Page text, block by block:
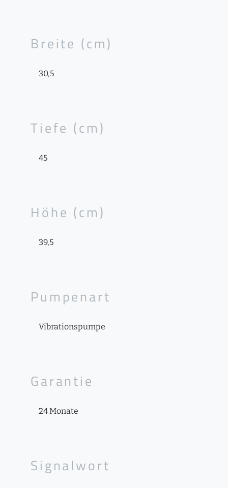
Breite (cm)
30,5
Tiefe (cm)
45
Höhe (cm)
39,5
Pumpenart
Vibrationspumpe
Garantie
24 Monate
Signalwort